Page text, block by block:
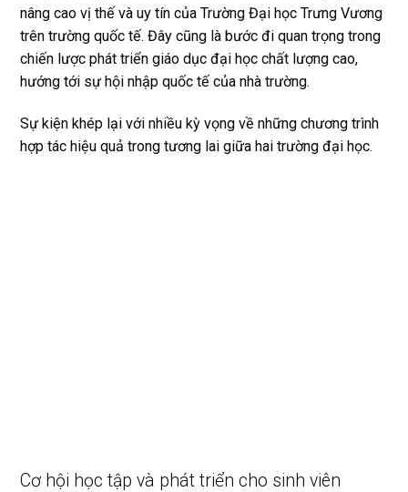
nâng cao vị thế và uy tín của Trường Đại học Trưng Vương
trên trường quốc tế. Đây cũng là bước đi quan trọng trong
chiến lược phát triển giáo dục đại học chất lượng cao,
hướng tới sự hội nhập quốc tế của nhà trường.
Sự kiện khép lại với nhiều kỳ vọng về những chương trình
hợp tác hiệu quả trong tương lai giữa hai trường đại học.
Cơ hội học tập và phát triển cho sinh viên